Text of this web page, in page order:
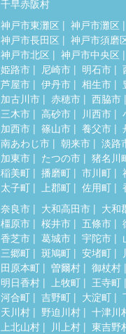
千早赤阪村
神戸市東灘区 神戸市灘区
神戸市長田区
神戸市須磨
神戸市北区
神戸市中央区
姫路市
尼崎市 明石市
芦屋市
伊丹市 相生市
加古川市
赤穂市 西脇市
三木市
高砂市 川西市
加西市
篠山市 養父市
南あわじ市
朝来市 淡路
加東市
たつの市 猪名川
稲美町
播磨町 市川町
太子町
上郡町 佐用町
奈良市 大和高田市 大和
橿原市
桜井市 五條市
香芝市
葛城市 宇陀市
三郷町
斑鳩町 安堵町
田原本町
曽爾村 御杖村
明日香村
上牧町 王寺町
河合町
吉野町 大淀町
天川村
野迫川村 十津川
上北山村
川上村 東吉野